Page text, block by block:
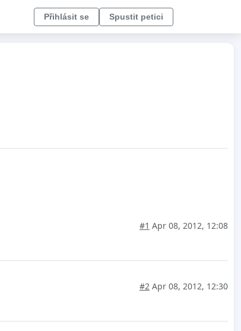
Přihlásit se Spustit petici
#1 Apr 08, 2012, 12:08
#2 Apr 08, 2012, 12:30